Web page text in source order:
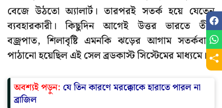
বেজে উঠতো অ্যালার্ট। তারপরই সতর্ক হয়ে যেতেন
ব্যবহারকারী। কিছুদিন আগেই উত্তর ভারতে তীব্র
বজ্রপাত, শিলাবৃষ্টি এমনকি ঝড়ের আগাম সতর্কবার্তা
পাঠানো হয়েছিল এই সেল ব্রডকাস্ট সিস্টেমের মাধ্যমে।
অবশ্যই পড়ুন: যে তিন কারণে মরক্কোকে হারাতে পারল না
ব্রাজিল